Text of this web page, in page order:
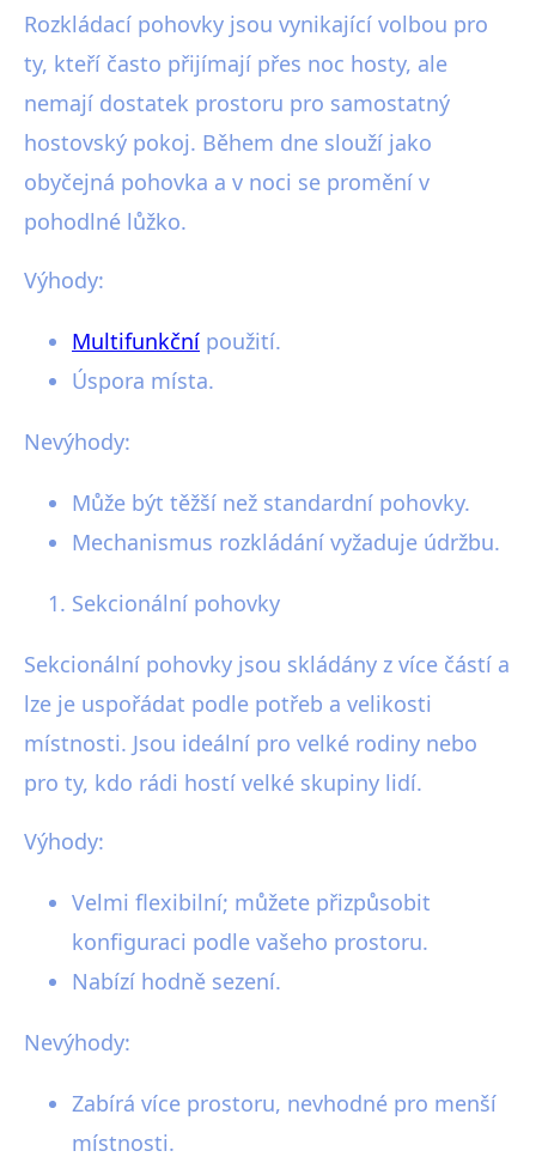
Rozkládací pohovky jsou vynikající volbou pro
ty, kteří často přijímají přes noc hosty, ale
nemají dostatek prostoru pro samostatný
hostovský pokoj. Během dne slouží jako
obyčejná pohovka a v noci se promění v
pohodlné lůžko.
Výhody:
Multifunkční použití.
Úspora místa.
Nevýhody:
Může být těžší než standardní pohovky.
Mechanismus rozkládání vyžaduje údržbu.
Sekcionální pohovky
Sekcionální pohovky jsou skládány z více částí a
lze je uspořádat podle potřeb a velikosti
místnosti. Jsou ideální pro velké rodiny nebo
pro ty, kdo rádi hostí velké skupiny lidí.
Výhody:
Velmi flexibilní; můžete přizpůsobit
konfiguraci podle vašeho prostoru.
Nabízí hodně sezení.
Nevýhody:
Zabírá více prostoru, nevhodné pro menší
místnosti.